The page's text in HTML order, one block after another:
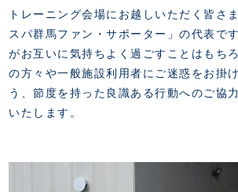
トレーニング会場にお越しいただく皆さ
スパ群馬ファン・サポーター」の代表で
がお互いに気持ちよく過ごすことはもち
の方々や一般施設利用者にご迷惑をお掛
う、節度を持った良識ある行動へのご協
いたします。